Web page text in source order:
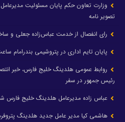
وزارت تعاون حکم پایان مسئولیت
تصویر نامه
رای انفصال از خدمت عباس‌زاده جعلی و
پایان تایم اداری در پتروشیمی بندرامام ساعت ۱۲ اعلام
روابط عمومی هلدینگ خلیج فارس، خبر
رئیس جمهور در سفر
عباس زاده مدیرعامل هلدینگ خلیج فارس
هاشمی کیا مدیر عامل جدید هلدینگ